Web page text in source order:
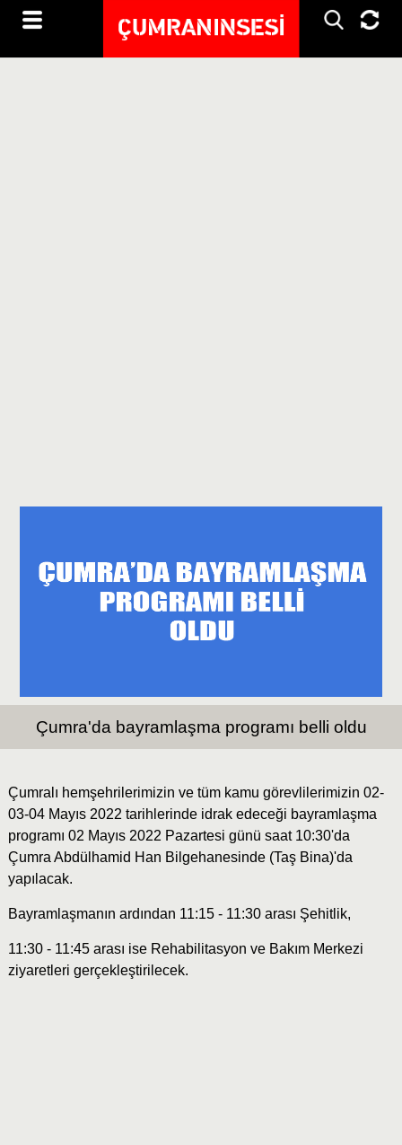
Çumra'da bayramlaşma programı belli oldu
Çumralı hemşehrilerimizin ve tüm kamu görevlilerimizin 02-
03-04 Mayıs 2022 tarihlerinde idrak edeceği bayramlaşma
programı 02 Mayıs 2022 Pazartesi günü saat 10:30'da
Çumra Abdülhamid Han Bilgehanesinde (Taş Bina)'da
yapılacak.
Bayramlaşmanın ardından 11:15 - 11:30 arası Şehitlik,
11:30 - 11:45 arası ise Rehabilitasyon ve Bakım Merkezi
ziyaretleri gerçekleştirilecek.